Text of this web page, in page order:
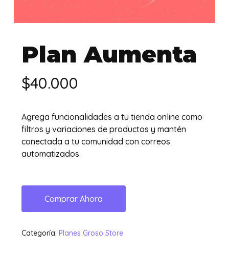
Plan Aumenta
$40.000
Agrega funcionalidades a tu tienda online como
filtros y variaciones de productos y mantén
conectada a tu comunidad con correos
automatizados.
Comprar Ahora
Categoría: Planes Groso Store